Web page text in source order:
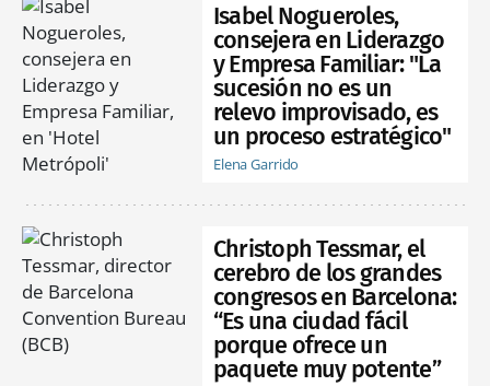
Isabel Nogueroles,
consejera en Liderazgo
y Empresa Familiar: "La
sucesión no es un
relevo improvisado, es
un proceso estratégico"
Elena Garrido
Christoph Tessmar, el
cerebro de los grandes
congresos en Barcelona:
“Es una ciudad fácil
porque ofrece un
paquete muy potente”